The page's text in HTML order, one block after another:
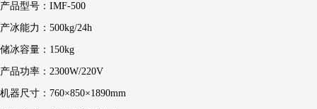
产品型号：IMF-500
产冰能力：500kg/24h
储冰容量：150kg
产品功率：2300W/220V
机器尺寸：760×850×1890mm